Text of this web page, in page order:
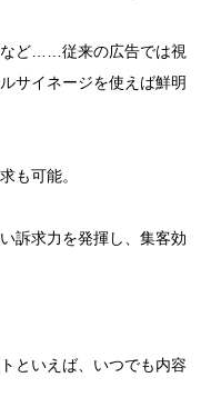
など……従来の広告では視
サイネージを使えば鮮明
も可能。
訴求力を発揮し、集客効
といえば、いつでも内容